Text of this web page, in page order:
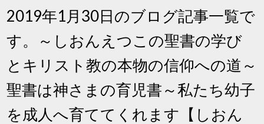
2019年1月30日のブログ記事一覧で
す。～しおんえつこの聖書の学び
とキリスト教の本物の信仰への道～
聖書は神さまの育児書～私たち幼子
を成人へ育ててくれます【しおん